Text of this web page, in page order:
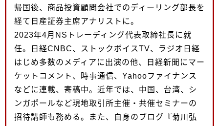
帰国後、商品投資顧問会社でのディーリング部長を
経て日産証券主席アナリストに。
2023年4月NSトレーディング代表取締社長に就
任。日経CNBC、ストックボイスTV、ラジオ日経
はじめ多数のメディアに出演の他、日経新聞にマー
ケットコメント、時事通信、Yahooファイナンス
などに連載、寄稿中。近年では、中国、台湾、シ
ンガポールなど現地取引所主催・共催セミナーの
招待講師も務める。また、自身のブログ『菊川弘